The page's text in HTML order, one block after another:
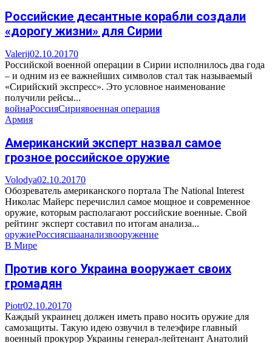
Российские десантные корабли создали
«дорогу жизни» для Сирии
Valerij02.10.20170
Российской военной операции в Сирии исполнилось два года
– и одним из ее важнейших символов стал так называемый
«Сирийский экспресс». Это условное наименование
получили рейсы...
войнаРоссияСириявоенная операция
Армия
Американский эксперт назвал самое
грозное российское оружие
Volodya02.10.20170
Обозреватель американского портала The National Interest
Николас Майерс перечислил самое мощное и современное
оружие, которым располагают российские военные. Свой
рейтинг эксперт составил по итогам анализа...
оружиеРоссиясшаанализвооружение
В Мире
Против кого Украина вооружает своих
громадян
Piotr02.10.20170
Каждый украинец должен иметь право носить оружие для
самозащиты. Такую идею озвучил в телеэфире главный
военный прокурор Украины генерал-лейтенант Анатолий